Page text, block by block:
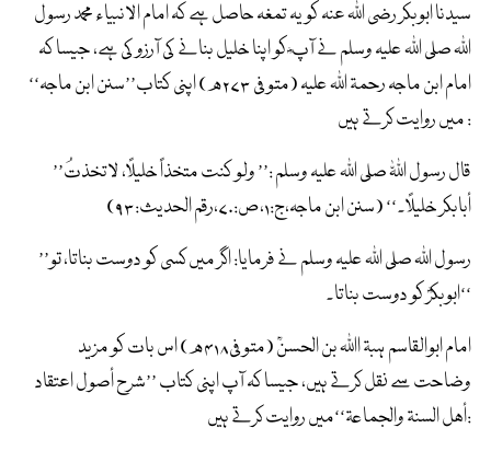
سیدنا ابوبکر رضی اللہ عنہ کو یہ تمغہ حاصل ہے کہ امام الانبیاء محمد رسول
اللہ صلی اللہ علیہ وسلم نے آپ ؓ کو اپنا خلیل بنانے کی آرزو کی ہے، جیسا کہ
امام ابن ماجہ رحمۃ اللہ علیہ (متوفی ۲۷۳ھ) اپنی کتاب’’سنن ابن ماجہ‘‘
میں روایت کرتے ہیں :
’’قال رسول اللّٰہ صلی اللہ علیہ وسلم :’’ ولو کنت متخذاً خلیلاً، لاتخذتُ
أبابکر خلیلاً۔‘‘ (سنن ابن ماجہ،ج:۱،ص:۷۰،رقم الحدیث:۹۳)
’’رسول اللہ صلی اللہ علیہ وسلم نے فرمایا: اگر میں کسی کو دوست بناتا، تو
ابوبکرؓ کو دوست بناتا۔‘‘
امام ابوالقاسم ہبۃ اﷲ بن الحسنؒ (متوفی۴۱۸ھ) اس بات کو مزید
وضاحت سے نقل کرتے ہیں، جیسا کہ آپ اپنی کتاب ’’شرح أصول اعتقاد
أھل السنۃ والجماعۃ‘‘میں روایت کرتے ہیں: